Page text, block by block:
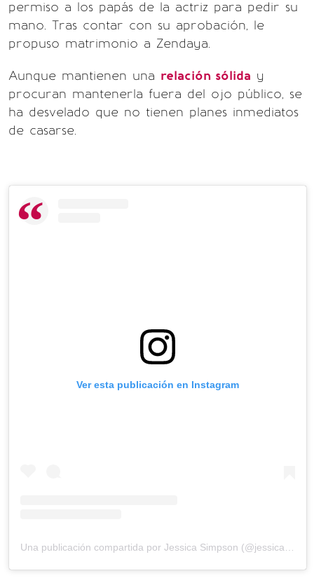
permiso a los papás de la actriz para pedir su
mano. Tras contar con su aprobación, le
propuso matrimonio a Zendaya.
Aunque mantienen una relación sólida y
procuran mantenerla fuera del ojo público, se
ha desvelado que no tienen planes inmediatos
de casarse.
Ver esta publicación en Instagram
Una publicación compartida por Jessica Simpson (@jessicasimpson)